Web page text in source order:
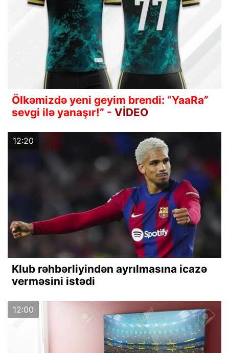
Ölkəmizdə yeni geyim brendi: “YaaRa”
sevgi ilə yanaşır!” - VİDEO
12:20
Klub rəhbərliyindən ayrılmasına icazə
verməsini istədi
12:00